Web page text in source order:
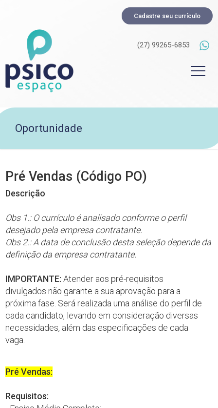
Cadastre seu currículo
(27) 99265-6853
Oportunidade
Pré Vendas (Código PO)
Descrição
Obs 1.: O currículo é analisado conforme o perfil
desejado pela empresa contratante.
Obs 2.: A data de conclusão desta seleção depende da
definição da empresa contratante.
IMPORTANTE: Atender aos pré-requisitos
divulgados não garante a sua aprovação para a
próxima fase. Será realizada uma análise do perfil de
cada candidato, levando em consideração diversas
necessidades, além das especificações de cada
vaga.
Pré Vendas:
Requisitos: